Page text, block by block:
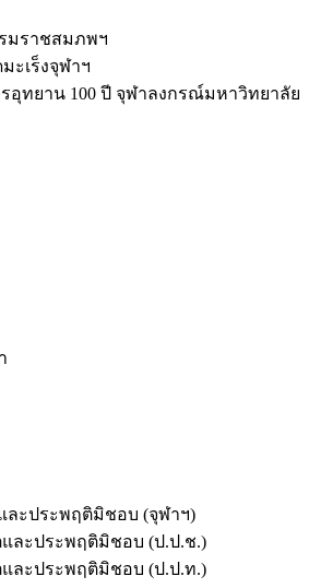
มราชสมภพฯ
ะเร็งจุฬาฯ
อุทยาน 100 ปี จุฬาลงกรณ์มหาวิทยาลัย
ละประพฤติมิชอบ (จุฬาฯ)
และประพฤติมิชอบ (ป.ป.ช.)
และประพฤติมิชอบ (ป.ป.ท.)